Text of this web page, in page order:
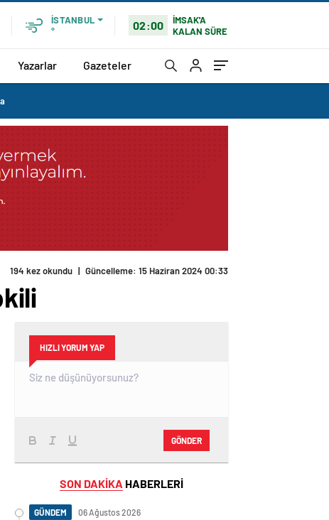
İSTANBUL
°
02:00
İMSAK'A
KALAN SÜRE
Yazarlar Gazeteler
194 kez okundu | Güncelleme: 15 Haziran 2024 00:33
HIZLI YORUM YAP
GÖNDER
SON DAKİKA HABERLERİ
GÜNDEM 06 Ağustos 2026